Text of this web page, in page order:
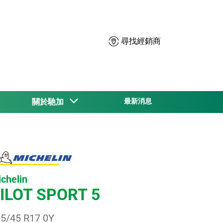
尋找經銷商
關於馳加 最新消息
SPORT 5
45 R17 0Y